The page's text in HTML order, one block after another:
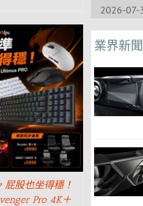
屁股也坐得穩！
Pro 4K＋
2026-07-
業界新